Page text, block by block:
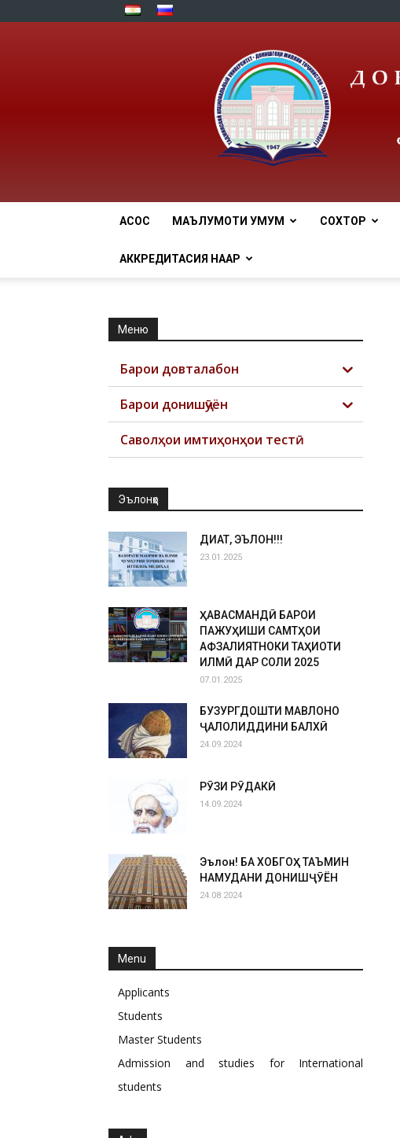
АСОСӢ МАЪЛУМОТИ УМУМӢ СОХТОР
АККРЕДИТАСИЯ НААР
Меню
Барои довталабон
Барои донишҷӯён
Саволҳои имтиҳонҳои тестӣ
Эълонҳо
ДИҚҚАТ, ЭЪЛОН!!!
23.01.2025
ҲАВАСМАНДӢ БАРОИ
ПАЖУҲИШИ САМТҲОИ
АФЗАЛИЯТНОКИ ТАҲҚИҚОТИ
ИЛМӢ ДАР СОЛИ 2025
07.01.2025
БУЗУРГДОШТИ МАВЛОНО
ҶАЛОЛИДДИНИ БАЛХӢ
24.09.2024
РӮЗИ РӮДАКӢ
14.09.2024
Эълон! БА ХОБГОҲ ТАЪМИН
НАМУДАНИ ДОНИШҶӮЁН
24.08.2024
Menu
Applicants
Students
Master Students
Admission and studies for International
students